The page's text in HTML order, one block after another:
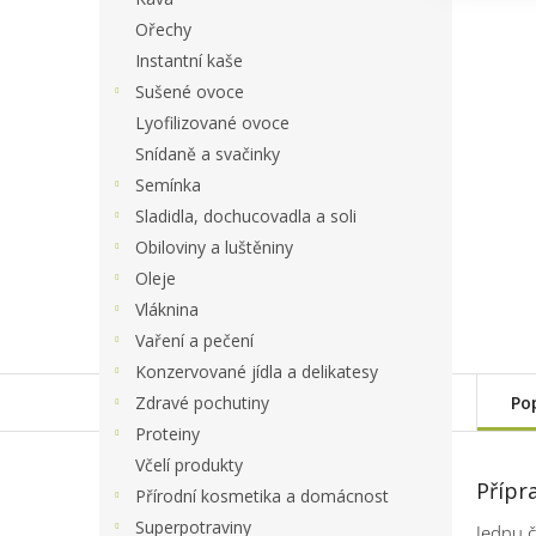
Ořechy
Instantní kaše
Sušené ovoce
Lyofilizované ovoce
Snídaně a svačinky
Semínka
Sladidla, dochucovadla a soli
Obiloviny a luštěniny
Oleje
Vláknina
Vaření a pečení
Konzervované jídla a delikatesy
Zdravé pochutiny
Proteiny
Včelí produkty
Přírodní kosmetika a domácnost
Superpotraviny